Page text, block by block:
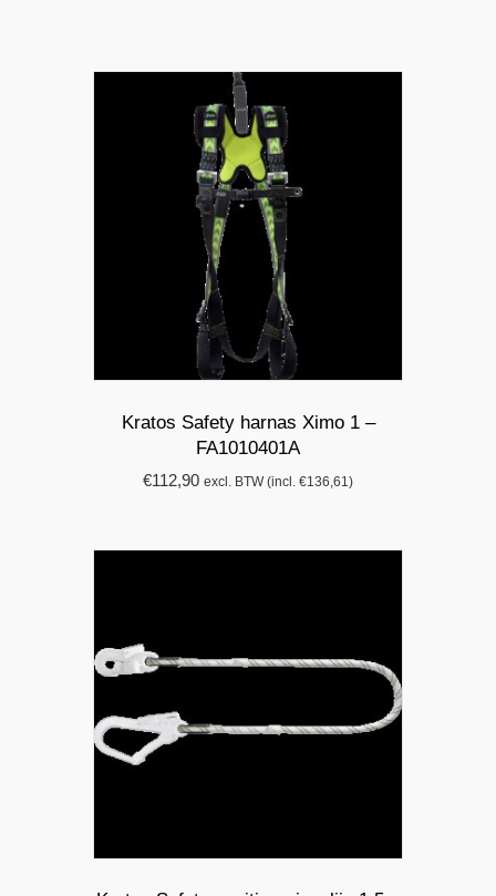
Kratos Safety harnas Ximo 1 –
FA1010401A
€112,90 excl. BTW (incl. €136,61 )